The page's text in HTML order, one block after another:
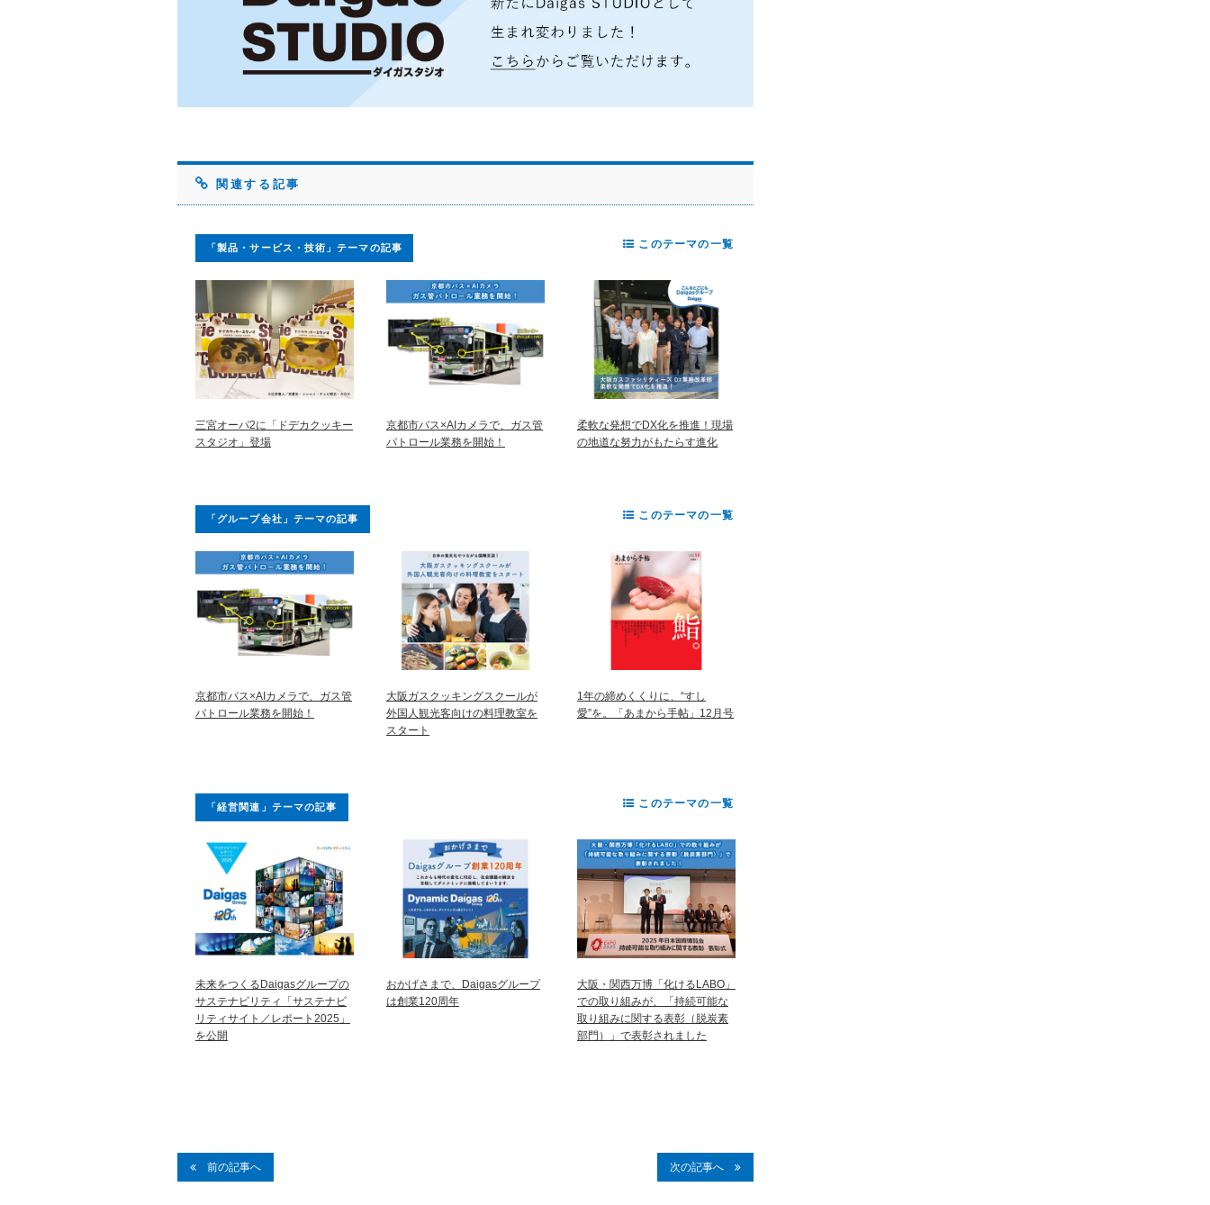
関連する記事
「製品・サービス・技術」テーマの記事
三宮オーパ2に「ドデカクッキー
スタジオ」登場
京都市バス×AIカメラで、ガス管
パトロール業務を開始！
柔軟な発想でDX化を推進！現場
の地道な努力がもたらす進化
このテーマの一覧
「グループ会社」テーマの記事
京都市バス×AIカメラで、ガス管
パトロール業務を開始！
大阪ガスクッキングスクールが
外国人観光客向けの料理教室を
スタート
1年の締めくくりに、“すし
愛”を。「あまから手帖」12月号
このテーマの一覧
「経営関連」テーマの記事
未来をつくるDaigasグループの
サステナビリティ「サステナビ
リティサイト／レポート2025」
を公開
おかげさまで、Daigasグループ
は創業120周年
大阪・関西万博「化けるLABO」
での取り組みが、「持続可能な
取り組みに関する表彰（脱炭素
部門）」で表彰されました
このテーマの一覧
前の記事へ 次の記事へ